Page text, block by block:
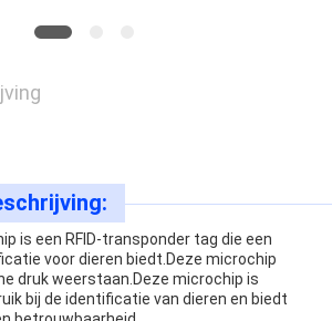
is een RFID-transponder tag die een
voor dieren biedt.Deze microchip
druk weerstaan.Deze microchip is
bij de identificatie van dieren en biedt